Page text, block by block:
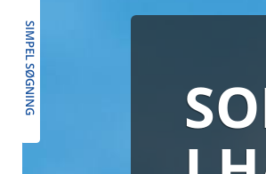
SIMPEL SØGNING